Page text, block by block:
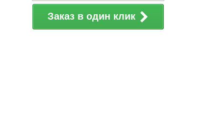
Заказ в один клик